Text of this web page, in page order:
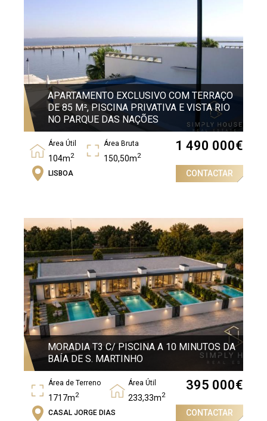
APARTAMENTO EXCLUSIVO COM TERRAÇO
DE 85 M², PISCINA PRIVATIVA E VISTA RIO
NO PARQUE DAS NAÇÕES
Área Útil
104m2
Área Bruta
150,50m2
Quartos
1 490 000€
LISBOA CONTACTAR
MORADIA T3 C/ PISCINA A 10 MINUTOS DA
BAÍA DE S. MARTINHO
Área de Terreno
1717m2
Área Útil
233,33m2
Área Bruta
395 000€
CASAL JORGE DIAS CONTACTAR